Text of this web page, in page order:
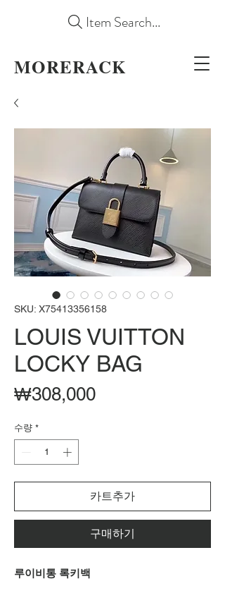
MORERACK
Item Search...
SKU: X75413356158
LOUIS VUITTON
LOCKY BAG
₩308,000가
수량 *
카트추가
구매하기
루이비통 록키백